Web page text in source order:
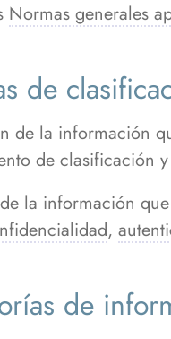
Normas generales
de
de la información
de clasificación
la información
,
de